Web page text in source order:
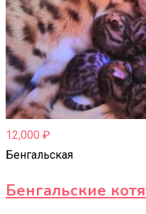
12,000 ₽
Бенгальская
Бенгальские